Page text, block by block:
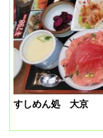
すしめん処 大京